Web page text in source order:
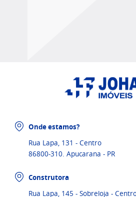
Onde estamos?
Rua Lapa, 131 - Centro
86800-310. Apucarana - PR
Construtora
Rua Lapa, 145 - Sobreloja -